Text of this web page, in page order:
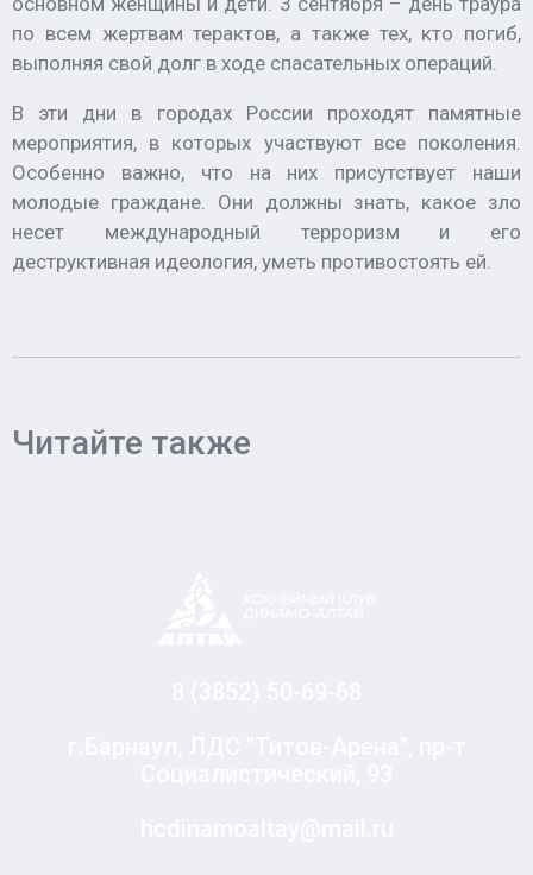
по всем жертвам терактов, а также тех, кто погиб,
выполняя свой долг в ходе спасательных операций.
В эти дни в городах России проходят памятные
мероприятия, в которых участвуют все поколения.
Особенно важно, что на них присутствует наши
молодые граждане. Они должны знать, какое зло
несет международный терроризм и его
деструктивная идеология, уметь противостоять ей.
Читайте также